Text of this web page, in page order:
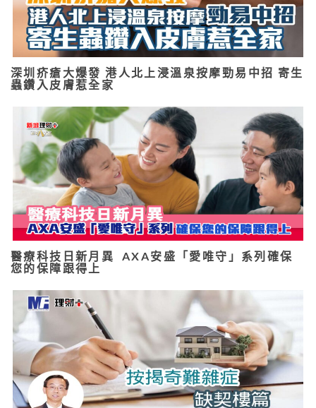
深圳疥瘡大爆發 港人北上浸溫泉按摩勁易中招 寄生
蟲鑽入皮膚惹全家
醫療科技日新月異 AXA安盛「愛唯守」系列確保
您的保障跟得上